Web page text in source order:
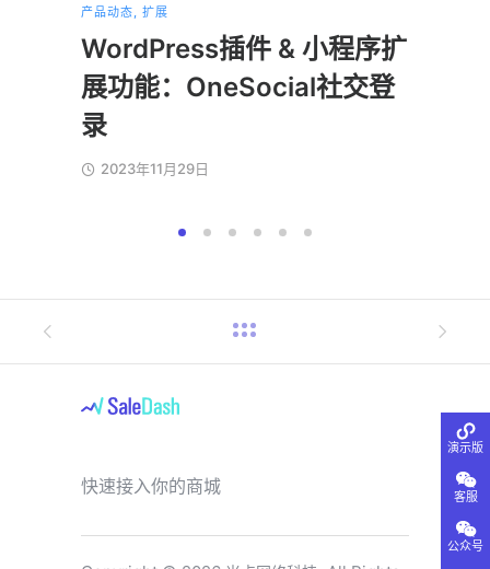
产品动态, 扩展
WordPress插件 & 小程序扩
展功能：OneSocial社交登
录
2023年11月29日
快速接入你的商城
演示版
客服
公众号